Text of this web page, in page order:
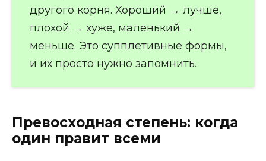
другого корня. Хороший → лучше,
плохой → хуже, маленький →
меньше. Это супплетивные формы,
и их просто нужно запомнить.
Превосходная степень: когда
один правит всеми